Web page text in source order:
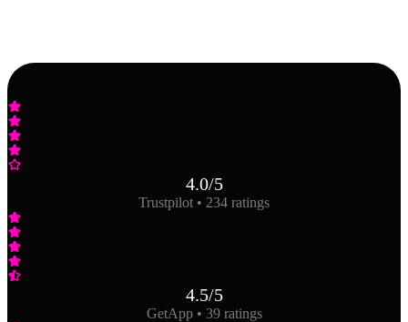
4.0/5
Trustpilot • 234 ratings
4.5/5
GetApp • 39 ratings